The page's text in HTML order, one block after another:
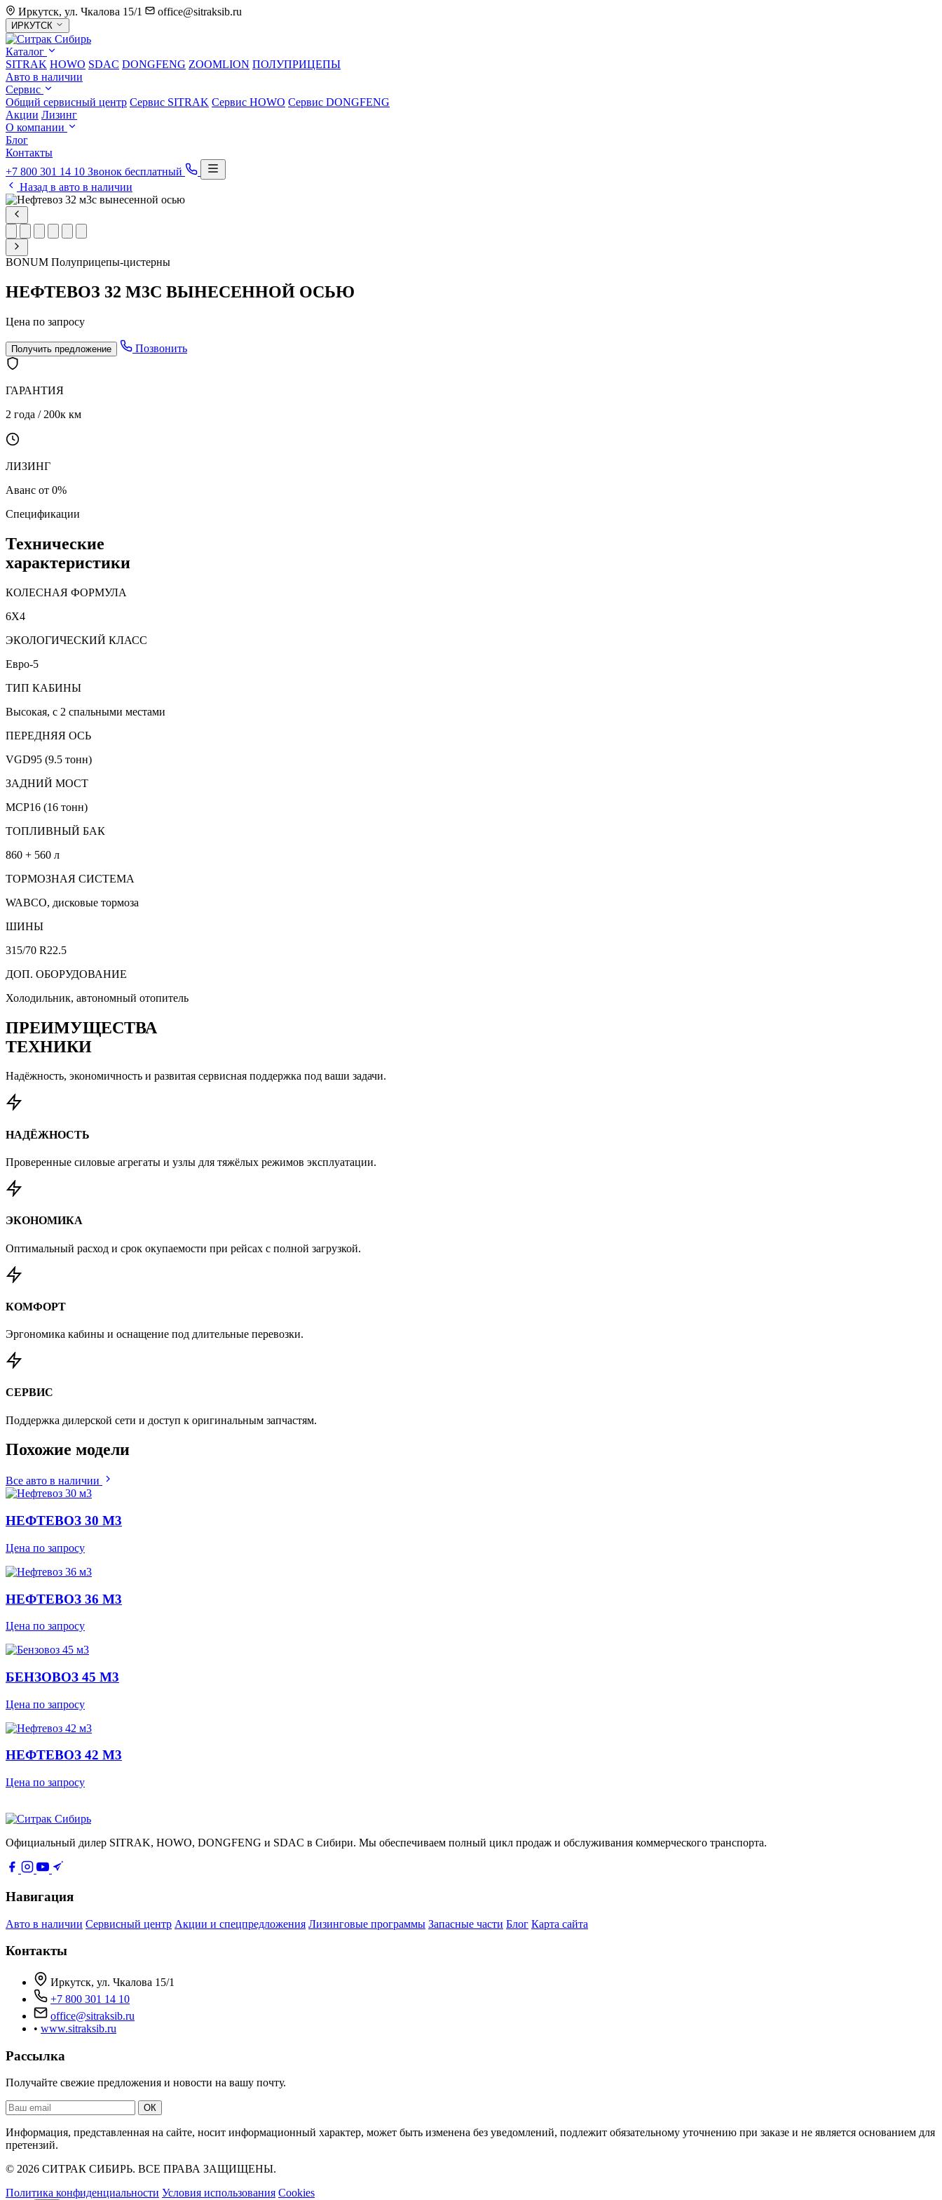
Иркутск, ул. Чкалова 15/1
office@sitraksib.ru
Выбор
города
ИРКУТСК
Каталог
SITRAK HOWO SDAC DONGFENG ZOOMLION ПОЛУПРИЦЕПЫ
Авто в наличии
Сервис
Общий сервисный центр Сервис SITRAK Сервис HOWO Сервис DONGFENG
Акции Лизинг
О компании
Блог
Контакты
+7 800 301 14 10 Звонок бесплатный
Назад в авто в наличии
BONUM Полуприцепы-цистерны
НЕФТЕВОЗ 32 М3С ВЫНЕСЕННОЙ ОСЬЮ
Цена по запросу
Получить предложение Позвонить
ГАРАНТИЯ
2 года / 200к км
ЛИЗИНГ
Аванс от 0%
Спецификации
Технические
характеристики
КОЛЕСНАЯ ФОРМУЛА
6X4
ЭКОЛОГИЧЕСКИЙ КЛАСС
Евро-5
ТИП КАБИНЫ
Высокая, с 2 спальными местами
ПЕРЕДНЯЯ ОСЬ
VGD95 (9.5 тонн)
ЗАДНИЙ МОСТ
MCP16 (16 тонн)
ТОПЛИВНЫЙ БАК
860 + 560 л
ТОРМОЗНАЯ СИСТЕМА
WABCO, дисковые тормоза
ШИНЫ
315/70 R22.5
ДОП. ОБОРУДОВАНИЕ
Холодильник, автономный отопитель
ПРЕИМУЩЕСТВА
ТЕХНИКИ
Надёжность, экономичность и развитая сервисная поддержка под ваши задачи.
НАДЁЖНОСТЬ
Проверенные силовые агрегаты и узлы для тяжёлых режимов эксплуатации.
ЭКОНОМИКА
Оптимальный расход и срок окупаемости при рейсах с полной загрузкой.
КОМФОРТ
Эргономика кабины и оснащение под длительные перевозки.
СЕРВИС
Поддержка дилерской сети и доступ к оригинальным запчастям.
Похожие модели
Все авто в наличии
НЕФТЕВОЗ 30 М3
Цена по запросу
НЕФТЕВОЗ 36 М3
Цена по запросу
БЕНЗОВОЗ 45 М3
Цена по запросу
НЕФТЕВОЗ 42 М3
Цена по запросу
Официальный дилер SITRAK, HOWO, DONGFENG и SDAC в Сибири. Мы обеспечиваем полный цикл продаж и обслуживания коммерческого транспорта.
Навигация
Авто в наличии Сервисный центр Акции и спецпредложения Лизинговые программы Запасные части Блог Карта сайта
Контакты
Иркутск, ул. Чкалова 15/1
+7 800 301 14 10
office@sitraksib.ru
• www.sitraksib.ru
Рассылка
Получайте свежие предложения и новости на вашу почту.
Ваш
email
ОК
Информация, представленная на сайте, носит информационный характер, может быть изменена без уведомлений, подлежит обязательному уточнению при заказе и не является основанием для
претензий.
© 2026 СИТРАК СИБИРЬ. ВСЕ ПРАВА ЗАЩИЩЕНЫ.
Политика конфиденциальности Условия использования Cookies